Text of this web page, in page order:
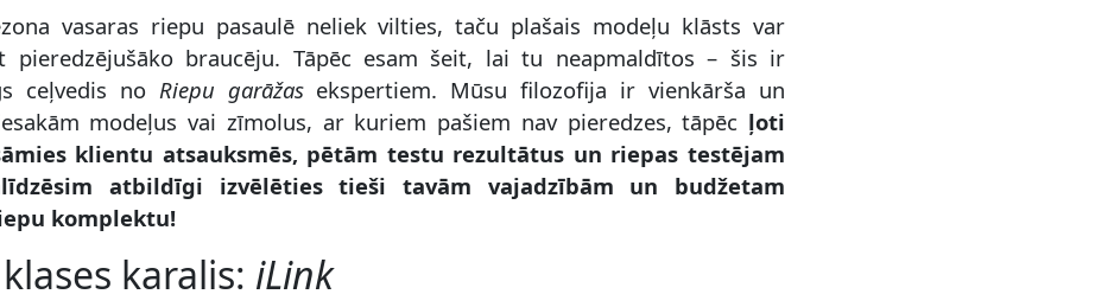
vasaras riepu pasaulē neliek vilties, taču plašais modeļu klāsts var
pieredzējušāko braucēju. Tāpēc esam šeit, lai tu neapmaldītos – šis ir
ceļvedis no Riepu garāžas ekspertiem. Mūsu filozofija ir vienkārša un
modeļus vai zīmolus, ar kuriem pašiem nav pieredzes, tāpēc ļoti
klientu atsauksmēs, pētām testu rezultātus un riepas testējam
atbildīgi izvēlēties tieši tavām vajadzībām un budžetam
komplektu!
karalis: iLink